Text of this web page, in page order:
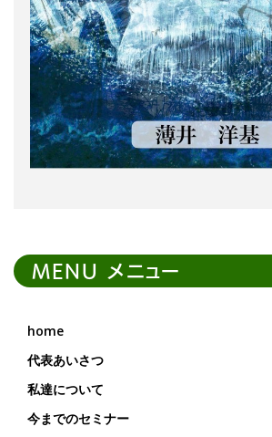
MENU メニュー
home
代表あいさつ
私達について
今までのセミナー